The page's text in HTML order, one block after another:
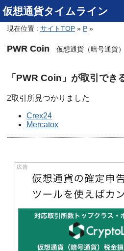
仮想通貨タイムライン
現在位置 : サイトTOP» P»
PWR Coin 仮想通貨（暗号通貨）
「PWR Coin」が取引でき
2取引所見つかりました
Crex24
Mercatox